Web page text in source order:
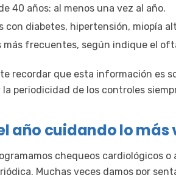
40 años: al menos una vez al año.
con diabetes, hipertensión, miopía
más frecuentes, según indique el
recordar que esta información es
la periodicidad de los controles
año cuidando lo más
chequeos cardiológicos o
Muchas veces damos por